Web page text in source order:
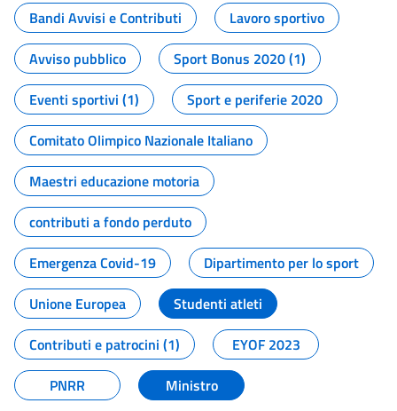
Bandi Avvisi e Contributi
Lavoro sportivo
Avviso pubblico
Sport Bonus 2020 (1)
Eventi sportivi (1)
Sport e periferie 2020
Comitato Olimpico Nazionale Italiano
Maestri educazione motoria
contributi a fondo perduto
Emergenza Covid-19
Dipartimento per lo sport
Unione Europea
Studenti atleti
Contributi e patrocini (1)
EYOF 2023
PNRR
Ministro